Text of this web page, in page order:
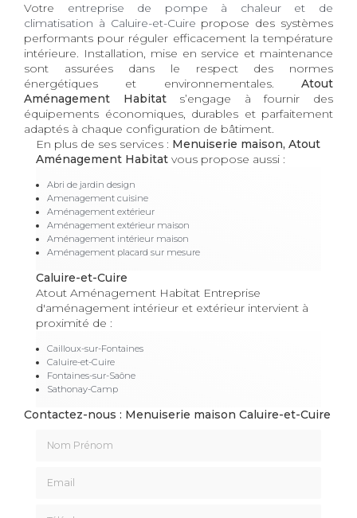
Votre entreprise de pompe à chaleur et de
climatisation à Caluire-et-Cuire propose des systèmes
performants pour réguler efficacement la température
intérieure. Installation, mise en service et maintenance
sont assurées dans le respect des normes
énergétiques et environnementales. Atout
Aménagement Habitats’engage à fournir des
équipements économiques, durables et parfaitement
adaptés à chaque configuration de bâtiment.
En plus de ses services : Menuiserie maison, Atout
Aménagement Habitat vous propose aussi :
Abri de jardin design
Amenagement cuisine
Aménagement extérieur
Aménagement extérieur maison
Aménagement intérieur maison
Aménagement placard sur mesure
Caluire-et-Cuire
Atout Aménagement Habitat Entreprise
d'aménagement intérieur et extérieur intervient à
proximité de :
Cailloux-sur-Fontaines
Caluire-et-Cuire
Fontaines-sur-Saône
Sathonay-Camp
Contactez-nous : Menuiserie maison Caluire-et-Cuire